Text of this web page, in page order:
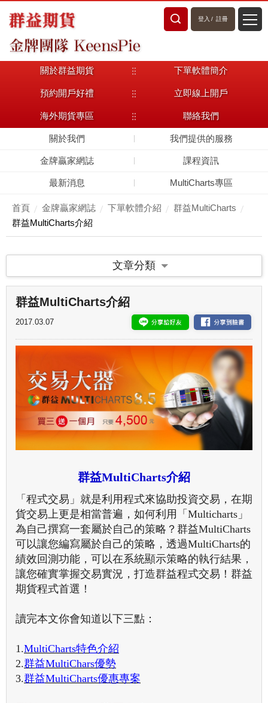
登入 / 註冊
關於群益期貨 下單軟體簡介
預約開戶好禮 立即線上開戶
海外期貨專區 聯絡我們
關於我們 我們提供的服務
金牌贏家網誌 課程資訊
最新消息 MultiCharts專區
首頁 金牌贏家網誌 下單軟體介紹
群益MultiCharts
群益MultiCharts介紹
文章分類
群益MultiCharts介紹
2017.03.07
群益MultiCharts介紹
「程式交易」就是利用程式來協助投資交易，在期
貨交易上更是相當普遍，如何利用「Multicharts」
為自己撰寫一套屬於自己的策略？群益MultiCharts
可以讓您編寫屬於自己的策略，透過MultiCharts的
績效回測功能，可以在系統顯示策略的執行結果，
讓您確實掌握交易實況，打造群益程式交易！群益
期貨程式首選！
讀完本文你會知道以下三點：
1.MultiCharts特色介紹
2.群益MultiChars優勢
3.群益MultiCharts優惠專案